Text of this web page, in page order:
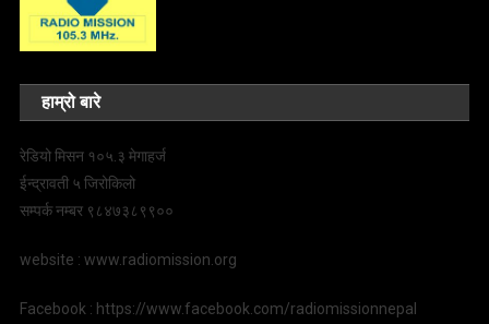
हाम्रो बारे
रेडियो मिसन १०५.३ मेगाहर्ज
ईन्द्रावती ५ जिरोकिलो
सम्पर्क नम्बर ९८४७३८९९००
website : www.radiomission.org
Facebook : https://www.facebook.com/radiomissionnepal